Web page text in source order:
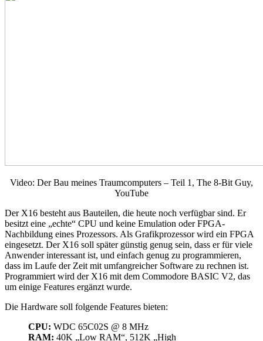
Video: Der Bau meines Traumcomputers – Teil 1, The 8-Bit Guy,
YouTube
Der X16 besteht aus Bauteilen, die heute noch verfügbar sind. Er
besitzt eine „echte“ CPU und keine Emulation oder FPGA-
Nachbildung eines Prozessors. Als Grafikprozessor wird ein FPGA
eingesetzt. Der X16 soll später günstig genug sein, dass er für viele
Anwender interessant ist, und einfach genug zu programmieren,
dass im Laufe der Zeit mit umfangreicher Software zu rechnen ist.
Programmiert wird der X16 mit dem Commodore BASIC V2, das
um einige Features ergänzt wurde.
Die Hardware soll folgende Features bieten:
CPU: WDC 65C02S @ 8 MHz
RAM: 40K „Low RAM“, 512K „High